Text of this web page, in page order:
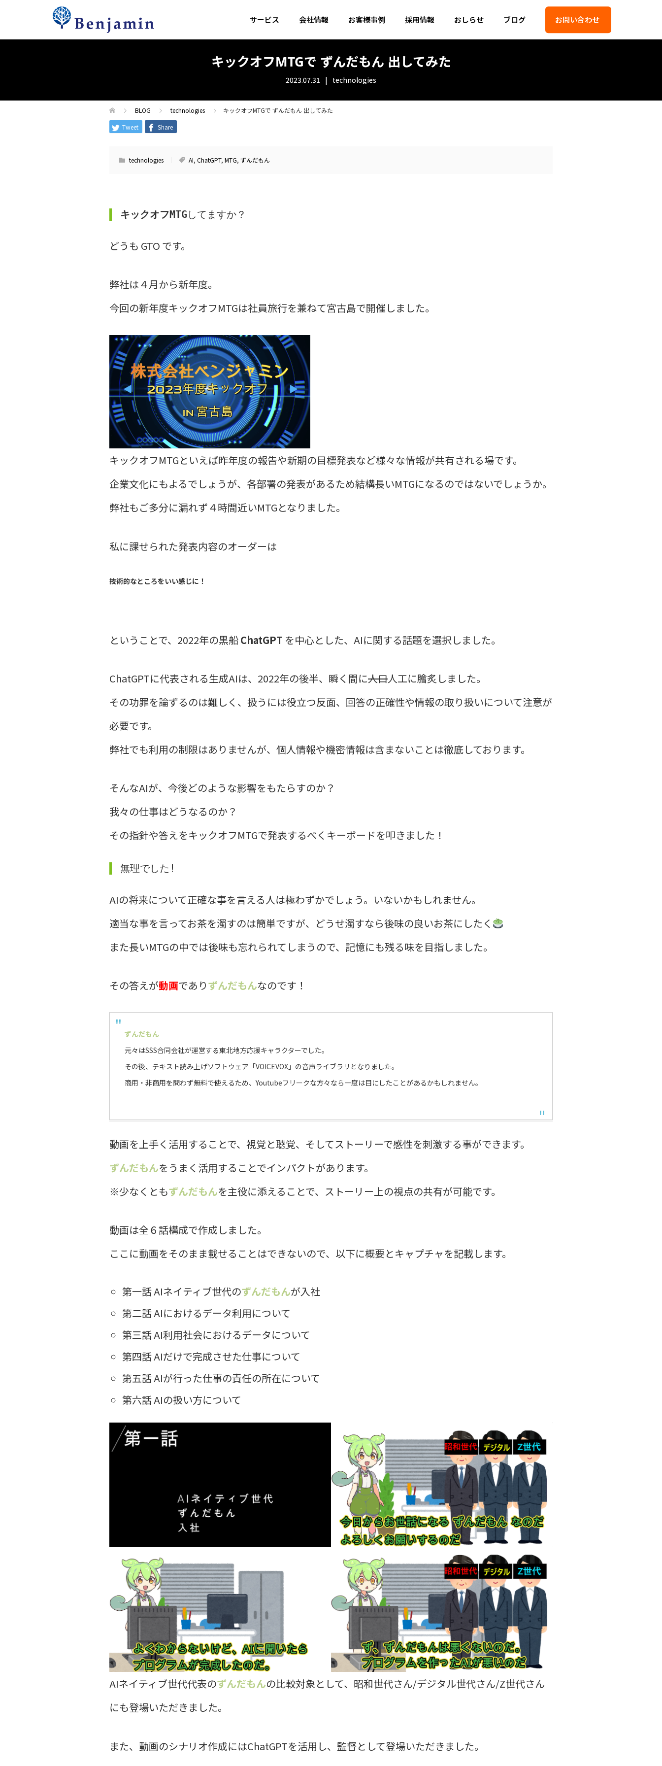
サービス 会社情報 お客様事例 採用情報 おしらせ ブログ お問い合わせ
キックオフMTGで ずんだもん 出してみた
2023.07.31 technologies
BLOG technologies
キックオフMTGで ずんだもん 出してみた
Tweet
Share
technologies AI, ChatGPT, MTG, ずんだもん
キックオフMTG してますか？
どうも GTO です。
弊社は４月から新年度。
今回の新年度キックオフMTGは社員旅行を兼ねて宮古島で開催しました。
キックオフMTGといえば昨年度の報告や新期の目標発表など様々な情報が共有される場です。
企業文化にもよるでしょうが、各部署の発表があるため結構長いMTGになるのではないでしょうか。
弊社もご多分に漏れず４時間近いMTGとなりました。
私に課せられた発表内容のオーダーは
技術的なところをいい感じに！
ということで、2022年の黒船ChatGPT を中心とした、AIに関する話題を選択しました。
ChatGPTに代表される生成AIは、2022年の後半、瞬く間に人口人工に膾炙しました。
その功罪を論ずるのは難しく、扱うには役立つ反面、回答の正確性や情報の取り扱いについて注意が
必要です。
弊社でも利用の制限はありませんが、個人情報や機密情報は含まないことは徹底しております。
そんなAIが、今後どのような影響をもたらすのか？
我々の仕事はどうなるのか？
その指針や答えをキックオフMTGで発表するべくキーボードを叩きました！
無理でした!
AIの将来について正確な事を言える人は極わずかでしょう。いないかもしれません。
適当な事を言ってお茶を濁すのは簡単ですが、どうせ濁すなら後味の良いお茶にしたく
また長いMTGの中では後味も忘れられてしまうので、記憶にも残る味を目指しました。
その答えが動画でありずんだもんなのです！
ずんだもん
元々はSSS合同会社が運営する東北地方応援キャラクターでした。
その後、テキスト読み上げソフトウェア「VOICEVOX」の音声ライブラリとなりました。
商用・非商用を問わず無料で使えるため、Youtubeフリークな方々なら一度は目にしたことがあるかもしれません。
動画を上手く活用することで、視覚と聴覚、そしてストーリーで感性を刺激する事ができます。
ずんだもんをうまく活用することでインパクトがあります。
※少なくともずんだもんを主役に添えることで、ストーリー上の視点の共有が可能です。
動画は全６話構成で作成しました。
ここに動画をそのまま載せることはできないので、以下に概要とキャプチャを記載します。
第一話 AIネイティブ世代のずんだもんが入社
第二話 AIにおけるデータ利用について
第三話 AI利用社会におけるデータについて
第四話 AIだけで完成させた仕事について
第五話 AIが行った仕事の責任の所在について
第六話 AIの扱い方について
AIネイティブ世代代表のずんだもんの比較対象として、昭和世代さん/デジタル世代さん/Z世代さん
にも登場いただきました。
また、動画のシナリオ作成にはChatGPTを活用し、監督として登場いただきました。